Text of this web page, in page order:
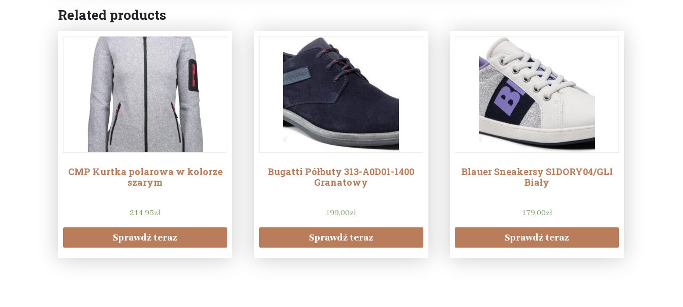
Related products
CMP Kurtka polarowa w kolorze
szarym
214,95zł
Sprawdź teraz
Bugatti Półbuty 313-A0D01-1400
Granatowy
199,00zł
Sprawdź teraz
Blauer Sneakersy S1DORY04/GLI
Biały
179,00zł
Sprawdź teraz